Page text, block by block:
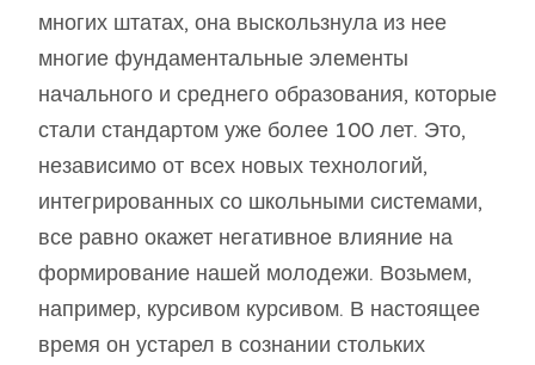
многих штатах, она выскользнула из нее
многие фундаментальные элементы
начального и среднего образования, которые
стали стандартом уже более 100 лет. Это,
независимо от всех новых технологий,
интегрированных со школьными системами,
все равно окажет негативное влияние на
формирование нашей молодежи. Возьмем,
например, курсивом курсивом. В настоящее
время он устарел в сознании стольких